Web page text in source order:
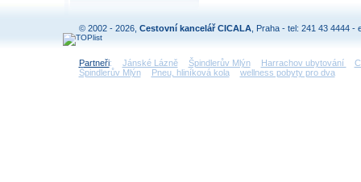
© 2002 - 2026, Cestovní kancelář CICALA , Praha - tel: 241 43 4444 -
Partneři: Jánské Lázně Špindlerův Mlýn Harrachov ubytování
Špindlerův Mlýn
Pneu, hliníková kola wellness pobyty pro dva